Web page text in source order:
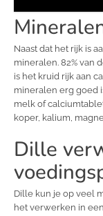
Naast dat het rijk is
mineralen. 82% van
is het kruid rijk aan
mineralen erg goed
melk of
koper, kalium,
Dille
Dille kun je op veel
het verwerken in